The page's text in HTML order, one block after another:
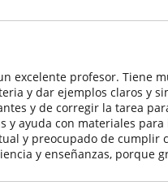
excelente profesor. Tiene
y dar ejemplos claros y
y de corregir la tarea
y ayuda con materiales
y preocupado de cumplir
y enseñanzas, porque